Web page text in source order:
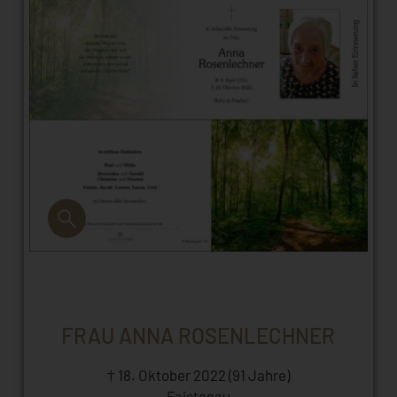
FRAU ANNA ROSENLECHNER
† 18. Oktober 2022 (91 Jahre)